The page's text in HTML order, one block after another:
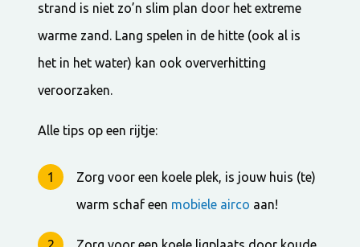
strand is niet zo’n slim plan door het extreme
warme zand. Lang spelen in de hitte (ook al is
het in het water) kan ook oververhitting
veroorzaken.
Alle tips op een rijtje:
Zorg voor een koele plek, is jouw huis (te)
warm schaf een mobiele airco aan!